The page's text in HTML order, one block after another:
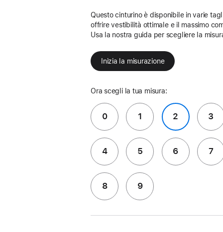
Questo cinturino è disponibile in varie
offrire vestibilità ottimale e il massimo
Usa la nostra guida per scegliere la
Inizia la misurazione
Ora scegli la tua misura:
0 1 2 3
4 5 6 7
8 9